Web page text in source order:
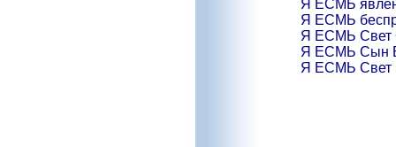
Я ЕСМЬ
Я ЕСМЬ
Я ЕСМЬ Свет
Я ЕСМЬ Сын
Я ЕСМЬ Свет